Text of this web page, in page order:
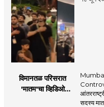
विमानतळ परिसरात
'मातम'चा व्हिडिओ
सदस्य